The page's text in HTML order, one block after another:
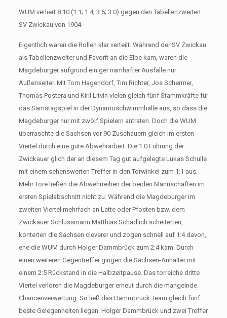
WUM verliert 8:10 (1:1; 1:4; 3:5; 3:0) gegen den Tabellenzweiten
SV Zwickau von 1904
Eigentlich waren die Rollen klar verteilt. Während der SV Zwickau
als Tabellenzweiter und Favorit an die Elbe kam, waren die
Magdeburger aufgrund einiger namhafter Ausfälle nur
Außenseiter. Mit Tom Hagendorf, Tim Richter, Jos Schermer,
Thomas Postera und Kiril Litvin vielen gleich fünf Stammkräfte für
das Samstagspiel in der Dynamoschwimmhalle aus, so dass die
Magdeburger nur mit zwölf Spielern antraten. Doch die WUM
überraschte die Sachsen vor 90 Zuschauern gleich im ersten
Viertel durch eine gute Abwehrarbeit. Die 1:0 Führung der
Zwickauer glich der an diesem Tag gut aufgelegte Lukas Schulle
mit einem sehenswerten Treffer in den Torwinkel zum 1:1 aus.
Mehr Tore ließen die Abwehrreihen der beiden Mannschaften im
ersten Spielabschnitt nicht zu. Während die Magdeburger im
zweiten Viertel mehrfach an Latte oder Pfosten bzw. dem
Zwickauer Schlussmann Matthias Schädlich scheiterten,
konterten die Sachsen cleverer und zogen schnell auf 1:4 davon,
ehe die WUM durch Holger Dammbrück zum 2:4 kam. Durch
einen weiteren Gegentreffer gingen die Sachsen-Anhalter mit
einem 2:5 Rückstand in die Halbzeitpause. Das torreiche dritte
Viertel verloren die Magdeburger erneut durch die mangelnde
Chancenverwertung. So ließ das Dammbrück Team gleich fünf
beste Gelegenheiten liegen. Holger Dammbrück und zwei Treffer